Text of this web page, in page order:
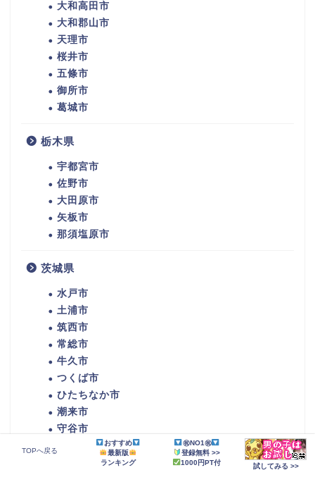
大和高田市
大和郡山市
天理市
桜井市
五條市
御所市
葛城市
栃木県
宇都宮市
佐野市
大田原市
矢板市
那須塩原市
茨城県
水戸市
土浦市
筑西市
常総市
牛久市
つくば市
ひたちなか市
潮来市
守谷市
TOPへ戻る
おすすめ
最新版
ランキング
㊗NO1㊗
登録無料 >>
1000円PT付
試してみる >>